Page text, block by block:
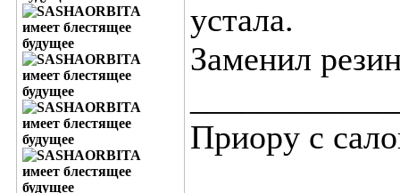
устала.
Заменил
Приору с